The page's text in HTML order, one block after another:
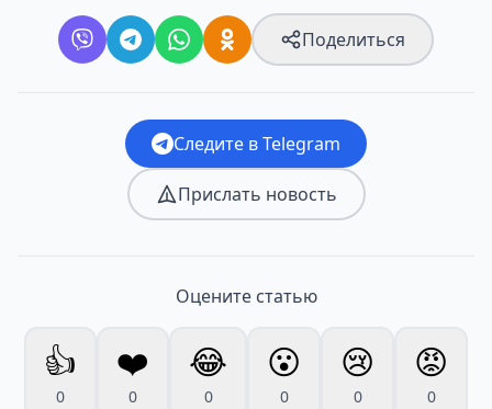
Поделиться
Следите в Telegram
Прислать новость
Оцените статью
👍
0
❤️
0
😂
0
😮
0
😢
0
😡
0